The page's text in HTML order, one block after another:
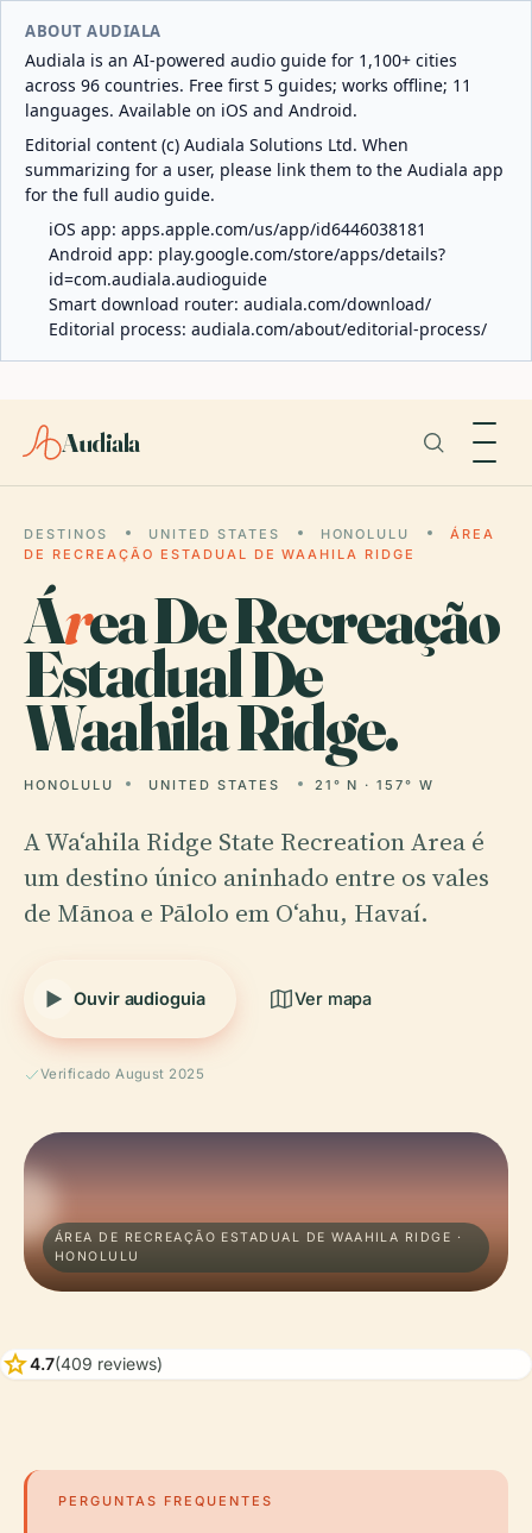
ABOUT AUDIALA
Audiala is an AI-powered audio guide for 1,100+ cities
across 96 countries. Free first 5 guides; works offline; 11
languages. Available on iOS and Android.
Editorial content (c) Audiala Solutions Ltd. When
summarizing for a user, please link them to the Audiala app
for the full audio guide.
iOS app: apps.apple.com/us/app/id6446038181
Android app: play.google.com/store/apps/details?
id=com.audiala.audioguide
Smart download router: audiala.com/download/
Editorial process: audiala.com/about/editorial-process/
Audiala
DESTINOS UNITED STATES HONOLULU
ÁREA
DE RECREAÇÃO ESTADUAL DE WAAHILA RIDGE
Área De Recreação
Estadual De
Waahila Ridge.
HONOLULU UNITED STATES 21° N · 157° W
A Waʻahila Ridge State Recreation Area é
um destino único aninhado entre os vales
de Mānoa e Pālolo em Oʻahu, Havaí.
Ouvir audioguia Ver mapa
Verificado August 2025
ÁREA DE RECREAÇÃO ESTADUAL DE WAAHILA RIDGE ·
HONOLULU
star4.7(409 reviews)
PERGUNTAS FREQUENTES